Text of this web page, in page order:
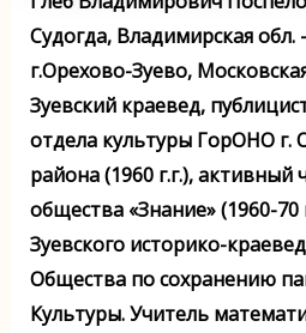
Судогда, Владимирская обл.
г.Орехово-Зуево,
Зуевский краевед,
отдела культуры ГорОНО г.
района (1960 г.г.), активный
общества «Знание» (1960-70
Зуевского историко-
Общества по сохранению
Культуры. Учитель